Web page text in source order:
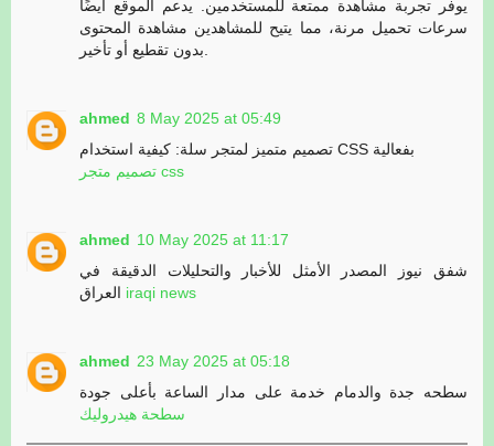
يوفر تجربة مشاهدة ممتعة للمستخدمين. يدعم الموقع أيضًا
سرعات تحميل مرنة، مما يتيح للمشاهدين مشاهدة المحتوى
ahmed 8 May 2025 at 05:49
تصميم متميز لمتجر سلة: كيفية استخدام CSS بفعالية
تصميم متجر css
ahmed 10 May 2025 at 11:17
شفق نيوز المصدر الأمثل للأخبار والتحليلات الدقيقة في
iraqi news
ahmed 23 May 2025 at 05:18
سطحه جدة والدمام خدمة على مدار الساعة بأعلى جودة
سطحة هيدروليك